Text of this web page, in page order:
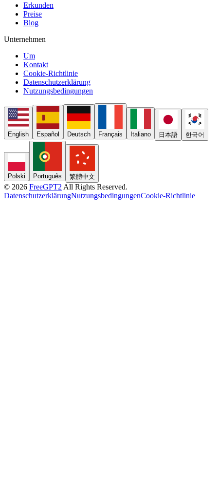
Erkunden
Preise
Blog
Unternehmen
Um
Kontakt
Cookie-Richtlinie
Datenschutzerklärung
Nutzungsbedingungen
English Español Deutsch Français Italiano 日本語 한국어
Polski Português 繁體中文
© 2026 FreeGPT2 All Rights Reserved.
DatenschutzerklärungNutzungsbedingungenCookie-Richtlinie